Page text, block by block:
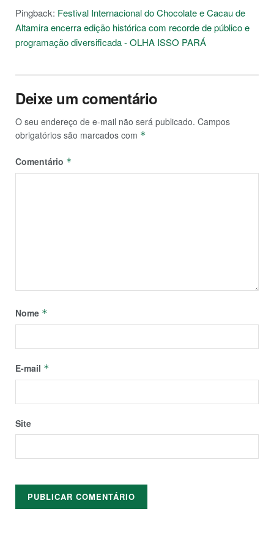
Pingback: Festival Internacional do Chocolate e Cacau de
Altamira encerra edição histórica com recorde de público e
programação diversificada - OLHA ISSO PARÁ
Deixe um comentário
O seu endereço de e-mail não será publicado. Campos
obrigatórios são marcados com *
Comentário *
Nome *
E-mail *
Site